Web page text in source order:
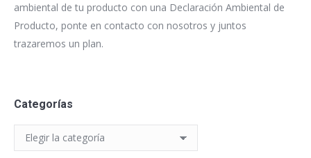
ambiental de tu producto con una Declaración Ambiental de
Producto, ponte en contacto con nosotros y juntos
trazaremos un plan.
Categorías
Categorías